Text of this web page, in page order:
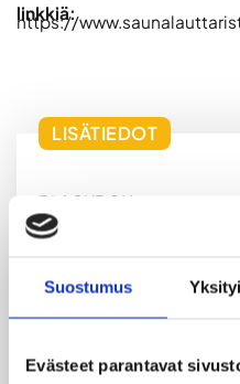
Suostumus
Evästeet parantavat
linkkiä:
https://
LISÄTIEDOT
BLACKBOX
Alus on vuokraveneeksi
asiakasmäärä on 12
onnistuu 20 hengelle.
asiakkaat tuovat omat